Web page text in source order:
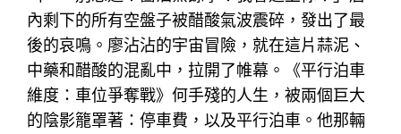
內剩下的所有空盤子被醋酸氣波震碎，發出了最
後的哀鳴。廖沾沾的宇宙冒險，就在這片蒜泥、
中藥和醋酸的混亂中，拉開了帷幕。《平行泊車
維度：車位爭奪戰》何手殘的人生，被兩個巨大
的陰影籠罩著：停車費，以及平行泊車。他那輛